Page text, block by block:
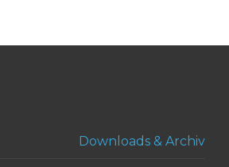
Downloads & Archiv